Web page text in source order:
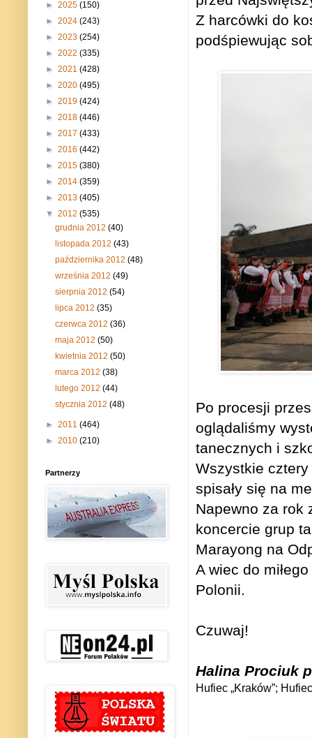
Z harcówki do
podśpiewując
Po procesji
oglądaliśmy
tanecznych i
Wszystkie cztery
spisały się na
Napewno za rok
koncercie grup
Marayong na
A wiec do
Polonii.
Czuwaj!
Halina Prociuk
Hufiec „Kraków”;
► 2025 (150)
► 2024 (243)
► 2023 (254)
► 2022 (335)
► 2021 (428)
► 2020 (495)
► 2019 (424)
► 2018 (446)
► 2017 (433)
► 2016 (442)
► 2015 (380)
► 2014 (359)
► 2013 (405)
▼ 2012 (535)
grudnia 2012(40)
listopada 2012(43)
października 2012(48)
września 2012(49)
sierpnia 2012(54)
lipca 2012(35)
czerwca 2012(36)
maja 2012(50)
kwietnia 2012(50)
marca 2012(38)
lutego 2012(44)
stycznia 2012(48)
► 2011 (464)
► 2010 (210)
Partnerzy